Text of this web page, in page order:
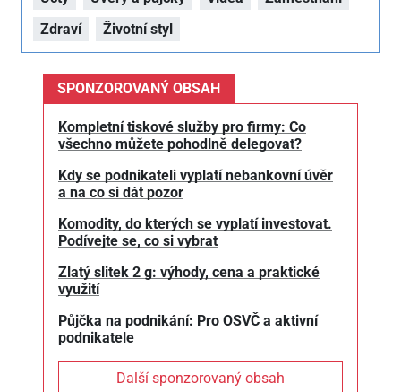
Zdraví
Životní styl
SPONZOROVANÝ OBSAH
Kompletní tiskové služby pro firmy: Co
všechno můžete pohodlně delegovat?
Kdy se podnikateli vyplatí nebankovní úvěr
a na co si dát pozor
Komodity, do kterých se vyplatí investovat.
Podívejte se, co si vybrat
Zlatý slitek 2 g: výhody, cena a praktické
využití
Půjčka na podnikání: Pro OSVČ a aktivní
podnikatele
Další sponzorovaný obsah